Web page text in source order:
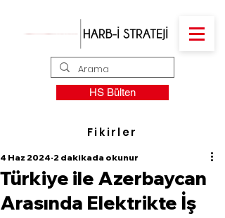
HS Bülten
Fikirler
Türkiye ile Azerbaycan
Arasında Elektrikte İş
4 Haz 2024 2 dakikada okunur